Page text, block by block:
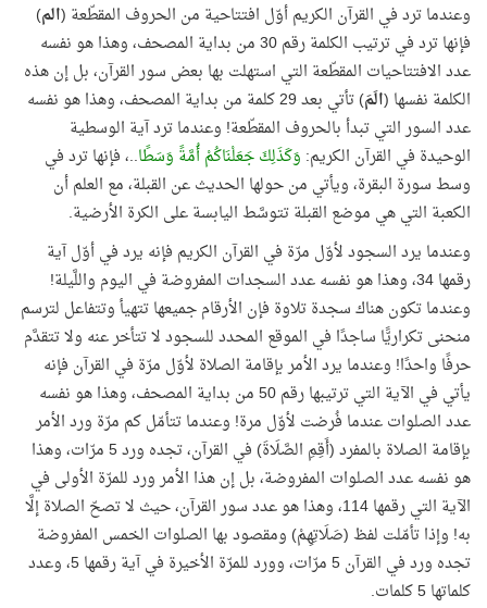
وعندما ترد في القرآن الكريم أوّل افتتاحية من الحروف المقطّعة (الم)
فإنها ترد في ترتيب الكلمة رقم 30 من بداية المصحف، وهذا هو نفسه
عدد الافتتاحيات المقطّعة التي استهلت بها بعض سور القرآن، بل إن هذه
الكلمة نفسها (الَمَ
) تأتي بعد 29 كلمة من بداية المصحف، وهذا هو نفسه
عدد السور التي تبدأ بالحروف المقطّعة! وعندما ترد آية الوسطية
الوحيدة في القرآن الكريم: وَكَذَلِكَ جَعَلْنَاكُمْ أُمَّةً وَسَطًا..، فإنها ترد في
وسط سورة البقرة، ويأتي من حولها الحديث عن القبلة، مع العلم أن
الكعبة التي هي موضع القبلة تتوسَّط اليابسة على الكرة الأرضية.
وعندما يرد السجود لأوّل مرّة في القرآن الكريم فإنه يرد في أوّل آية
رقمها 34، وهذا هو نفسه عدد السجدات المفروضة في اليوم واللَّيلة!
وعندما تكون هناك سجدة تلاوة فإن الأرقام جميعها تتهيأ وتتفاعل لترسم
منحنى تكراريًّا ساجدًا في الموقع المحدد للسجود لا تتأخر عنه ولا تتقدَّم
حرفًا واحدًا! وعندما يرد الأمر بإقامة الصلاة لأوّل مرّة في القرآن فإنه
يأتي في الآية التي ترتيبها رقم 50 من بداية المصحف، وهذا هو نفسه
عدد الصلوات عندما فُرضت لأوّل مرة! وعندما تتأمّل كم مرّة ورد الأمر
بإقامة الصلاة بالمفرد (أَقِمِ الصَّلَاةَ) في القرآن، تجده ورد 5 مرّات، وهذا
هو نفسه عدد الصلوات المفروضة، بل إن هذا الأمر ورد للمرّة الأولى في
الآية التي رقمها 114، وهذا هو عدد سور القرآن، حيث لا تصحّ الصلاة إلَّا
به! وإذا تأمّلت لفظ (صَلَاتِهِمْ) ومقصود بها الصلوات الخمس المفروضة
تجده ورد في القرآن 5 مرّات، وورد للمرّة الأخيرة في آية رقمها 5، وعدد
كلماتها 5 كلمات.